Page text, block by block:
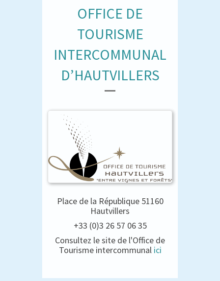
OFFICE DE
TOURISME
INTERCOMMUNAL
D’HAUTVILLERS
Place de la République 51160
Hautvillers
+33 (0)3 26 57 06 35
Consultez le site de l'Office de
Tourisme intercommunal ici